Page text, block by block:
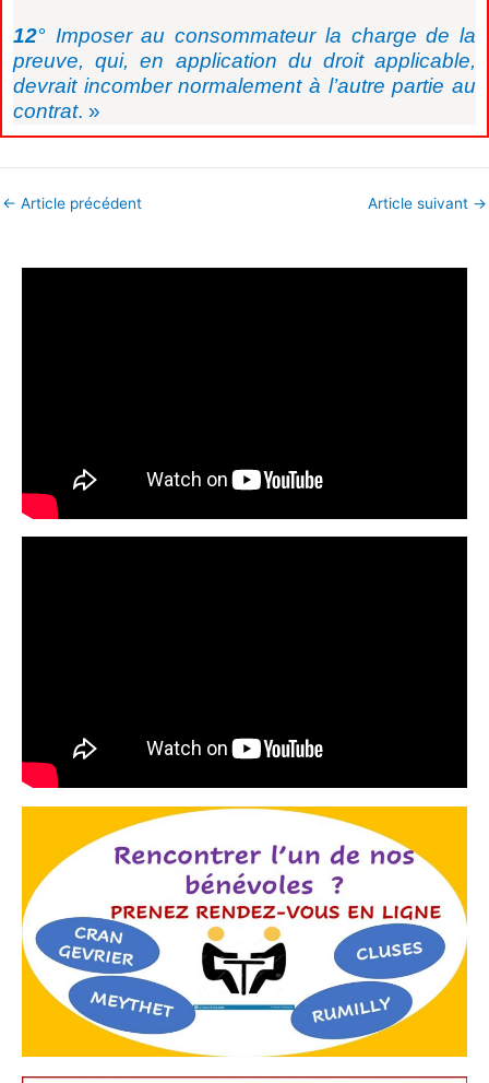
12° Imposer au consommateur la charge de la
preuve, qui, en application du droit applicable,
devrait incomber normalement à l’autre partie au
contrat. »
← Article précédent Article suivant →